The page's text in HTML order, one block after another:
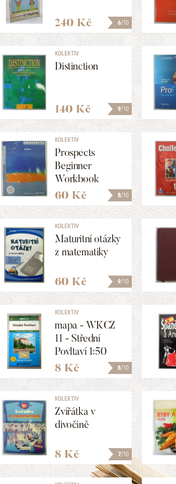
6/10
240 Kč
9/10
KOLEKTIV
Distinction
140 Kč
8/10
KOLEKTIV
Prospects
Beginner
Workbook
60 Kč
9/10
KOLEKTIV
Maturitní otázky
z matematiky
60 Kč
8/10
KOLEKTIV
mapa - WKCZ
11 - Střední
Povltaví 1:50
000
8 Kč
7/10
KOLEKTIV
Zvířátka v
divočině
8 Kč